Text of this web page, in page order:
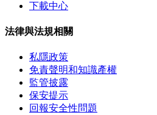
下載中心
法律與法規相關
私隱政策
免責聲明和知識產權
監管披露
保安提示
回報安全性問題